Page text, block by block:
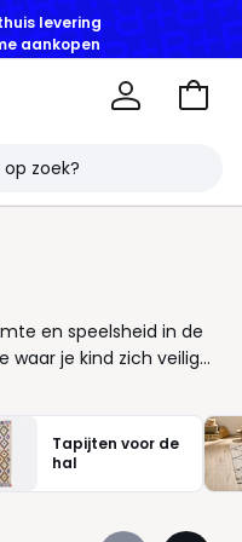
levering
aankopen
Naar
en speelsheid in de
waar je kind zich veilig
te dromen. Zo’n
grond te leven, zonder kou
de knieën. Kies een model
je kind past. Een
kan de fantasie
Tapijten voor de
hal